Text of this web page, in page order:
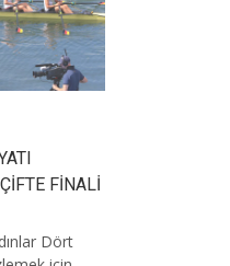
FİNALİ
Dört